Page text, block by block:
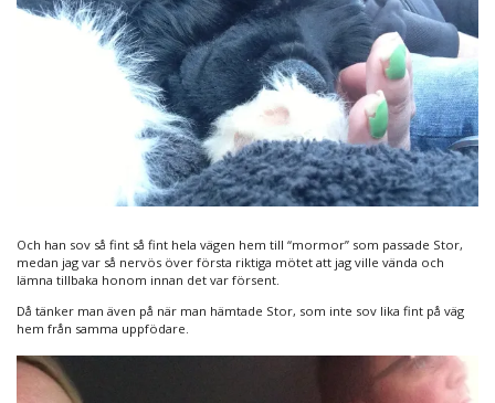
Och han sov så fint så fint hela vägen hem till “mormor” som passade Stor,
medan jag var så nervös över första riktiga mötet att jag ville vända och
lämna tillbaka honom innan det var försent.
Då tänker man även på när man hämtade Stor, som inte sov lika fint på väg
hem från samma uppfödare.